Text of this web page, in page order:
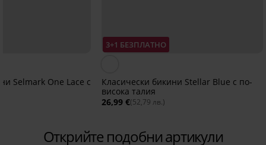
Selmark One Lace с
3+1 БЕЗПЛАТНО
Класически бикини Stellar Blue с по-
висока талия
26,99 €(52,79 лв.)
Открийте подобни артикули